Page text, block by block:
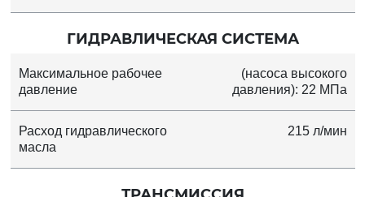
ГИДРАВЛИЧЕСКАЯ СИСТЕМА
Максимальное рабочее
давление
(насоса высокого
давления): 22 МПа
Расход гидравлического
масла
215 л/мин